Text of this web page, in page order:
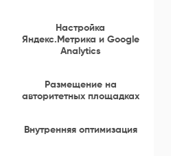
Настройка
Яндекс.Метрика и Google
Analytics
Размещение на
авторитетных площадках
Внутренняя оптимизация